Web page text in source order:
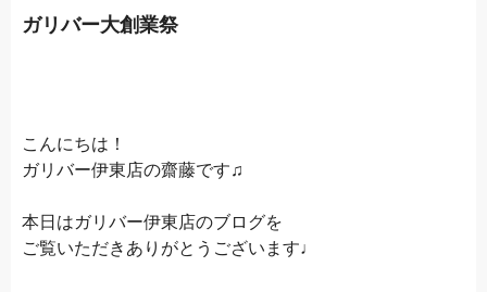
ガリバー大創業祭
こんにちは！
ガリバー伊東店の齋藤です♫
本日はガリバー伊東店のブログを
ご覧いただきありがとうございます♩